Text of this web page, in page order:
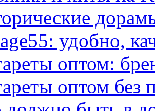
удобно,
оптом:
оптом без